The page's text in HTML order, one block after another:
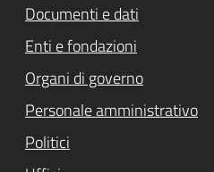
Documenti e dati
Enti e fondazioni
Organi di governo
Personale amministrativo
Politici